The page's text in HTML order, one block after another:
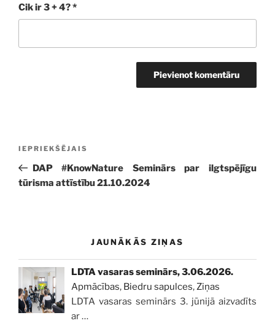
Cik ir 3 + 4?*
Iepriekšējā
ziņa:
IEPRIEKŠĒJAIS
DAP #KnowNature Seminārs par ilgtspējīgu
tūrisma attīstību 21.10.2024
JAUNĀKĀS ZIŅAS
LDTA vasaras seminārs, 3.06.2026.
Apmācības, Biedru sapulces, Ziņas
LDTA vasaras seminārs 3. jūnijā aizvadīts
ar…